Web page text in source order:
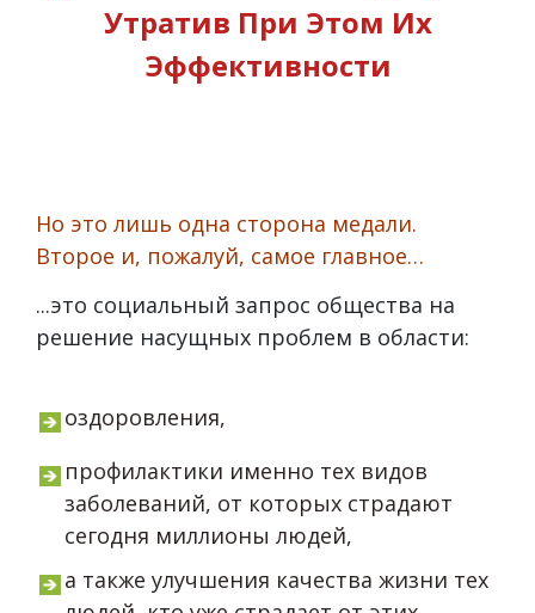
Утратив При Этом Их
Эффективности
Но это лишь одна сторона медали.
Второе и, пожалуй, самое главное…
...это социальный запрос общества на
решение насущных проблем в области:
оздоровления,
профилактики именно тех видов
заболеваний, от которых страдают
сегодня миллионы людей,
а также улучшения качества жизни тех